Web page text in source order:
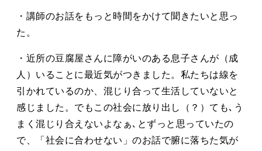
・講師のお話をもっと時間をかけて聞きたいと思っ
た。
・近所の豆腐屋さんに障がいのある息子さんが（成
人）いることに最近気がつきました。私たちは線を
引かれているのか、混じり合って生活していないと
感じました。でもこの社会に放り出し（？）ても､う
まく混じり合えないよなぁ､とずっと思っていたの
で、「社会に合わせない」のお話で腑に落ちた気が